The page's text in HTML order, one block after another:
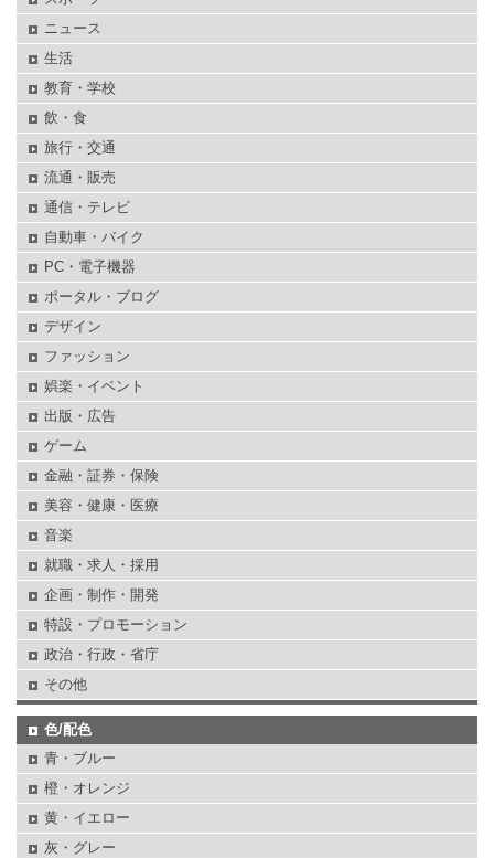
ニュース
生活
教育・学校
飲・食
旅行・交通
流通・販売
通信・テレビ
自動車・バイク
PC・電子機器
ポータル・ブログ
デザイン
ファッション
娯楽・イベント
出版・広告
ゲーム
金融・証券・保険
美容・健康・医療
音楽
就職・求人・採用
企画・制作・開発
特設・プロモーション
政治・行政・省庁
その他
色/配色
青・ブルー
橙・オレンジ
黄・イエロー
灰・グレー